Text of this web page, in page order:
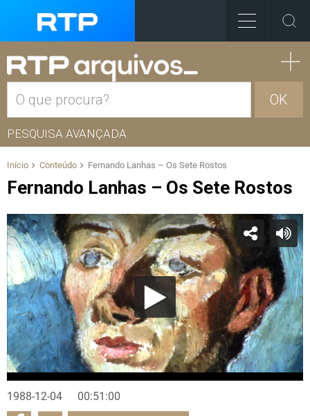
OK
PESQUISA AVANÇADA
Início Conteúdo Fernando Lanhas – Os Sete Rostos
Fernando Lanhas – Os Sete Rostos
1988-12-04 00:51:00